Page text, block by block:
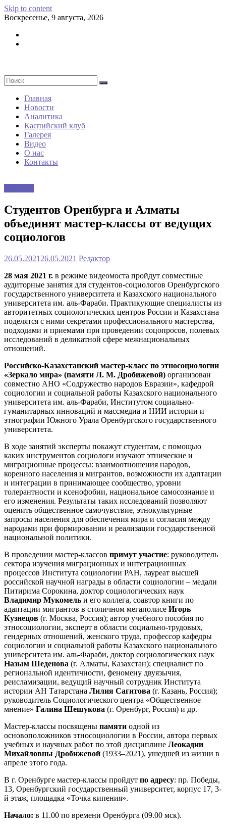
Skip to content
Воскресенье, 9 августа, 2026
Главная
Новости
Аналитика
Каспийский клуб
Галерея
Видео
О нас
Контакты
Студентов Оренбурга и Алматы
объединят мастер-классы от ведущих
социологов
26.05.2021 26.05.2021 Редактор
28 мая 2021 г. в режиме видеомоста пройдут совместные
аудиторные занятия для студентов-социологов Оренбургского
государственного университета и Казахского национального
университета им. аль-Фараби. Практикующие специалисты из
авторитетных социологических центров России и Казахстана
поделятся с ними секретами профессионального мастерства,
подходами и приемами при проведении соцопросов, полевых
исследований в деликатной сфере межнациональных
отношений.
Российско-Казахстанский мастер-класс по этносоциологии
«Зеркало мира» (памяти Л. М. Дробижевой) организован
совместно АНО «Содружество народов Евразии», кафедрой
социологии и социальной работы Казахского национального
университета им. аль-Фараби, Институтом социально-
гуманитарных инноваций и массмедиа и НИИ истории и
этнографии Южного Урала Оренбургского государственного
университета.
В ходе занятий эксперты покажут студентам, с помощью
каких инструментов социологи изучают этнические и
миграционные процессы: взаимоотношения народов,
коренного населения и мигрантов, возможности их адаптации
и интеграции в принимающее сообщество, уровни
толерантности и ксенофобии, национальное самосознание и
его изменения. Результаты таких исследований позволяют
оценить общественное самочувствие, этнокультурные
запросы населения для обеспечения мира и согласия между
народами при формировании и реализации государственной
национальной политики.
В проведении мастер-классов примут участие: руководитель
сектора изучения миграционных и интеграционных
процессов Института социологии РАН, лауреат высшей
российской научной награды в области социологии – медали
Питирима Сорокина, доктор социологических наук
Владимир Мукомель и его коллега, соавтор книги по
адаптации мигрантов в столичном мегаполисе Игорь
Кузнецов (г. Москва, Россия); автор учебного пособия по
этносоциологии, эксперт в области социально-трудовых,
гендерных отношений, женского труда, профессор кафедры
социологии и социальной работы Казахского национального
университета им. аль-Фараби, доктор социологических наук
Назым Шеденова (г. Алматы, Казахстан); специалист по
региональной идентичности, феномену двуязычия,
реисламизации, ведущий научный сотрудник Института
истории АН Татарстана Лилия Сагитова (г. Казань, Россия);
руководитель Социологического центра «Общественное
мнение» Галина Шешукова (г. Оренбург, Россия) и др.
Мастер-классы посвящены памяти одной из
основоположников этносоциологии в России, автора первых
учебных и научных работ по этой дисциплине Леокадии
Михайловны Дробижевой (1933–2021), ушедшей из жизни в
апреле этого года.
В г. Оренбурге мастер-классы пройдут по адресу: пр. Победы,
13, Оренбургский государственный университет, корпус 17, 3-
й этаж, площадка «Точка кипения».
Начало: в 11.00 по времени Оренбурга (09.00 мск).